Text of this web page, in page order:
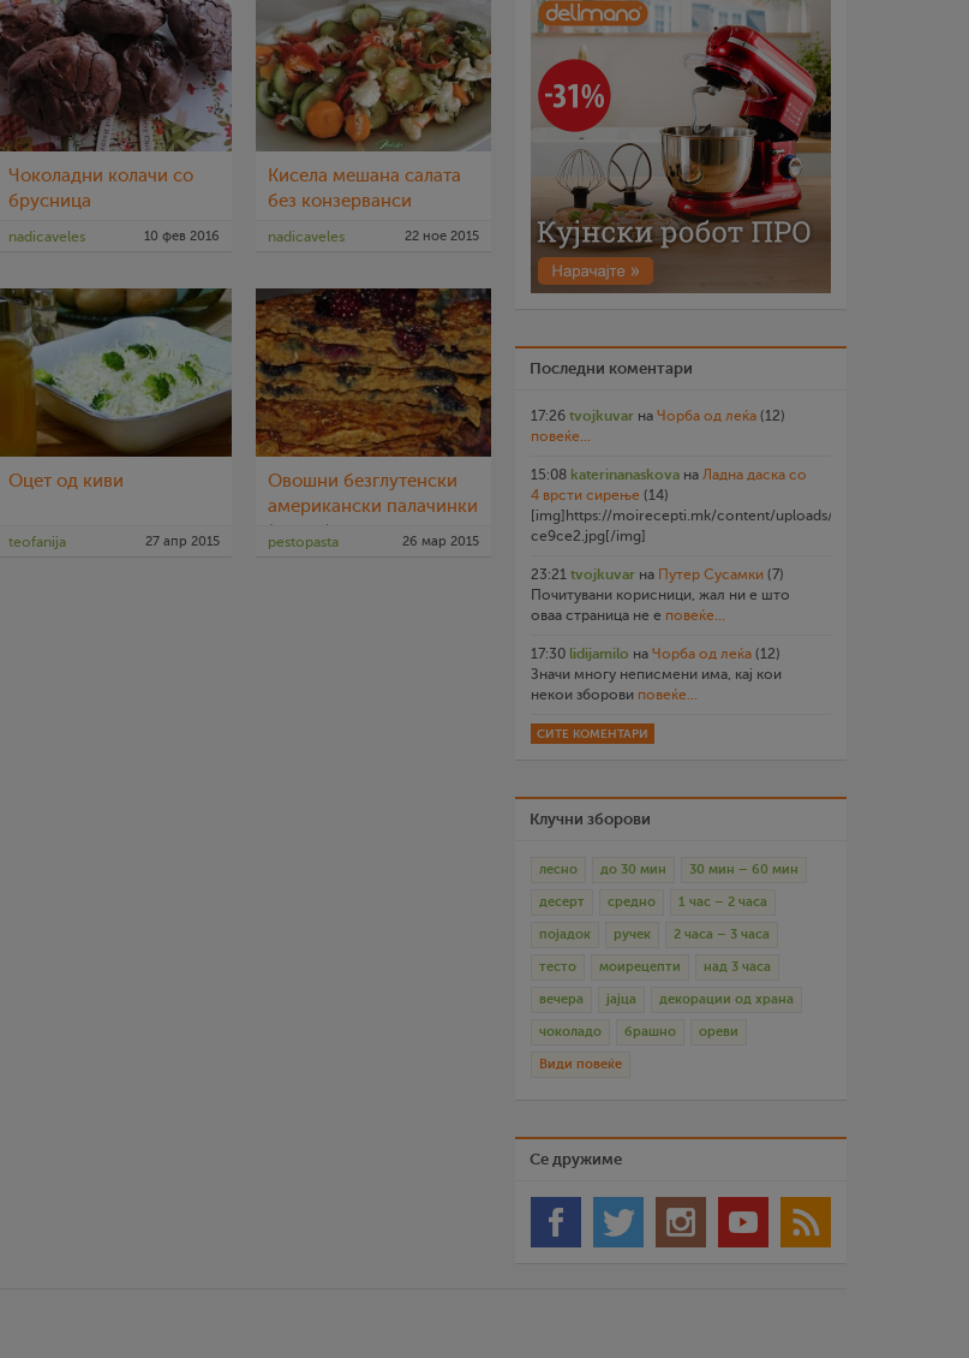
Чоколадни колачи со
брусница
nadicaveles 10 фев 2016
Кисела мешана салата
без конзерванси
nadicaveles 22 ное 2015
Оцет од киви
teofanija 27 апр 2015
Овошни безглутенски
американски палачинки
(посно)
pestopasta 26 мар 2015
Последни коментари
17:26 tvojkuvar на Чорба од леќа (12)
повеќе...
15:08 katerinanaskova на Ладна даска со
4 врсти сирење (14)
[img]https://moirecepti.mk/content/uploads/2026/07/
ce9ce2.jpg[/img]
23:21 tvojkuvar на Путер Сусамки (7)
Почитувани корисници, жал ни е што
оваа страница не е повеќе...
17:30 lidijamilo на Чорба од леќа (12)
Значи многу неписмени има, кај кои
некои зборови повеќе...
СИТЕ КОМЕНТАРИ
Клучни зборови
лесно до 30 мин 30 мин – 60 мин
десерт средно 1 час – 2 часа
појадок ручек 2 часа – 3 часа
тесто моирецепти над 3 часа
вечера јајца декорации од храна
чоколадо брашно ореви
Види повеќе
Се дружиме